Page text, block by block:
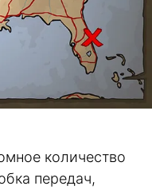
количество
передач,